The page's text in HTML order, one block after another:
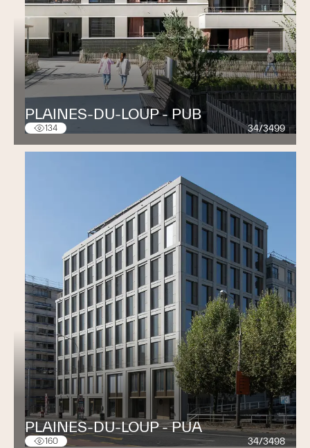
PLAINES-DU-LOUP - PUB
134 34/3499
PLAINES-DU-LOUP - PUA
160 34/3498